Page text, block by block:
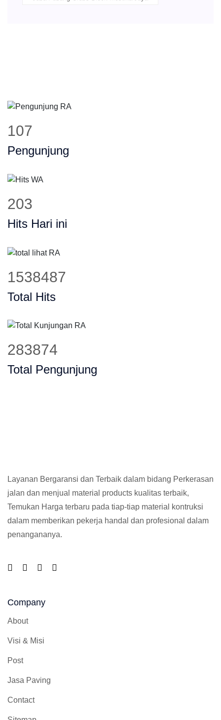
130
Pengunjung
245
Hits Hari ini
1860224
Total Hits
343240
Total Pengunjung
Layanan Bergaransi dan Terbaik dalam bidang Perkerasan
jalan dan menjual material products kualitas terbaik,
Temukan Harga terbaru pada tiap-tiap material kontruksi
dalam memberikan pekerja handal dan profesional dalam
penangananya.
Company
About
Visi & Misi
Post
Jasa Paving
Contact